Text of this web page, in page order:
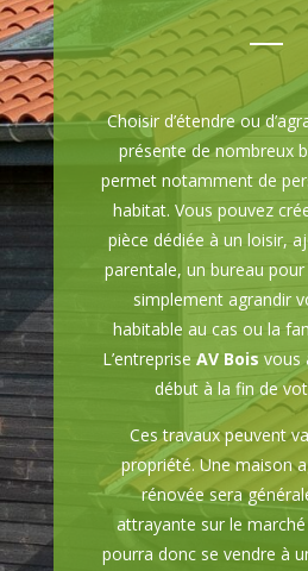
Choisir d’étendre ou
présente de nombreux
permet notamment de
habitat. Vous pouvez
pièce dédiée à un loisir,
parentale, un bureau
simplement agrandir
habitable au cas ou la
L’entrepriseAV Bois vous
début à la fin de
Ces travaux peuvent
propriété. Une maison
rénovée sera
attrayante sur le
pourra donc se vendre à